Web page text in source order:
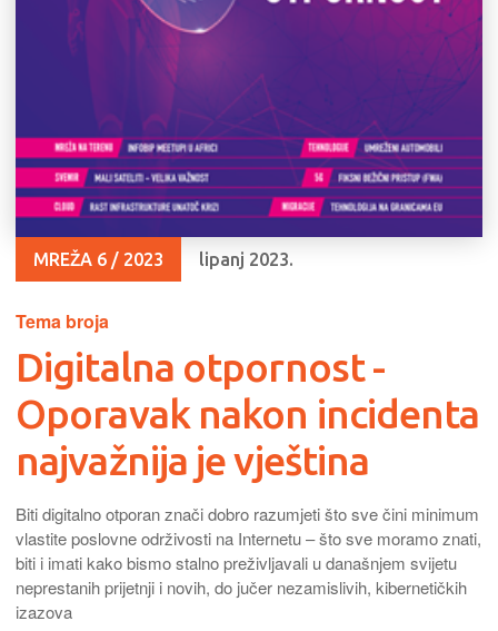
MREŽA 6 / 2023 lipanj 2023.
Tema broja
Digitalna otpornost -
Oporavak nakon incidenta
najvažnija je vještina
Biti digitalno otporan znači dobro razumjeti što sve čini minimum
vlastite poslovne održivosti na Internetu – što sve moramo znati,
biti i imati kako bismo stalno preživljavali u današnjem svijetu
neprestanih prijetnji i novih, do jučer nezamislivih, kibernetičkih
izazova